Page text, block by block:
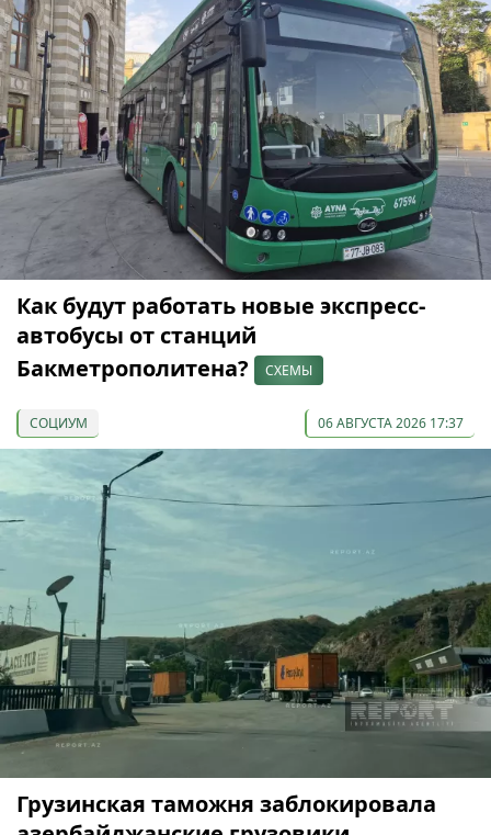
Как будут работать новые экспресс-
автобусы от станций
Бакметрополитена?
СХЕМЫ
СОЦИУМ 06 АВГУСТА 2026 17:37
Грузинская таможня заблокировала